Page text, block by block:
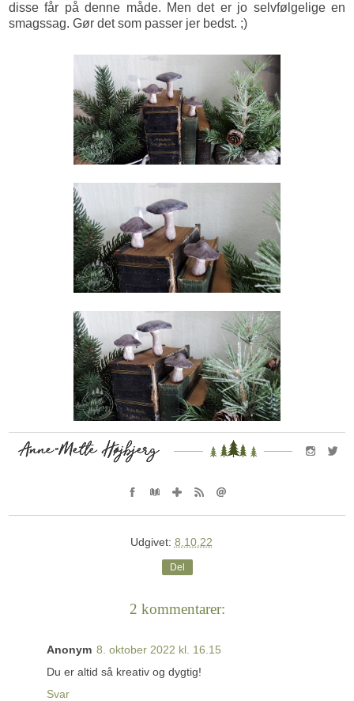
disse får på denne måde. Men det er jo selvfølgelige en
smagssag. Gør det som passer jer bedst. ;)
Udgivet: 8.10.22
Del
2 kommentarer:
Anonym 8. oktober 2022 kl. 16.15
Du er altid så kreativ og dygtig!
Svar